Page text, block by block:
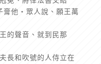
膏他‧眾人說、願王萬
的聲音、就到民那
長和吹號的人侍立在